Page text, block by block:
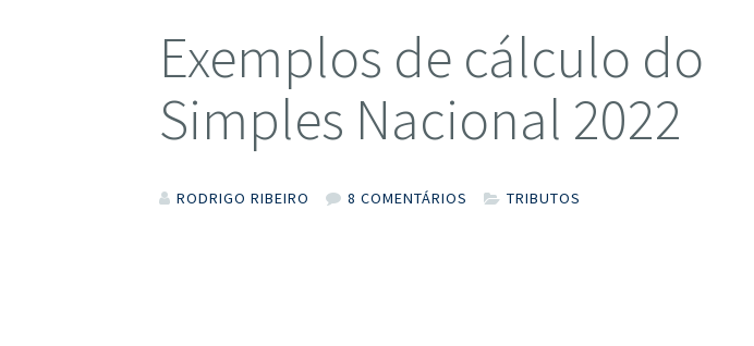
Exemplos de cálculo do
Simples Nacional 2022
RODRIGO RIBEIRO 8 COMENTÁRIOS TRIBUTOS